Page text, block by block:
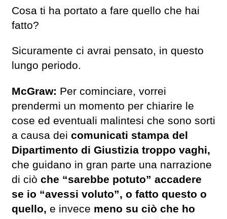
Cosa ti ha portato a fare quello che hai
fatto?
Sicuramente ci avrai pensato, in questo
lungo periodo.
McGraw: Per cominciare, vorrei
prendermi un momento per chiarire le
cose ed eventuali malintesi che sono sorti
a causa dei comunicati stampa del
Dipartimento di Giustizia troppo vaghi,
che guidano in gran parte una narrazione
di ciò che “sarebbe potuto” accadere
se io “avessi voluto”, o fatto questo o
quello, e invece meno su ciò che ho